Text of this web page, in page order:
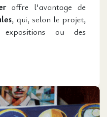
offre l'avantage de
, qui, selon le projet,
ou des